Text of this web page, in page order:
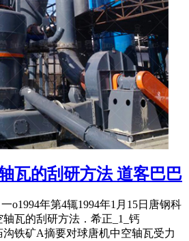
瓦的刮研方法 道客巴巴
o1994年第4辄1994年1月15日唐钢科
瓦的刮研方法．希正_1_钙
A摘要对球唐机中空轴瓦受力